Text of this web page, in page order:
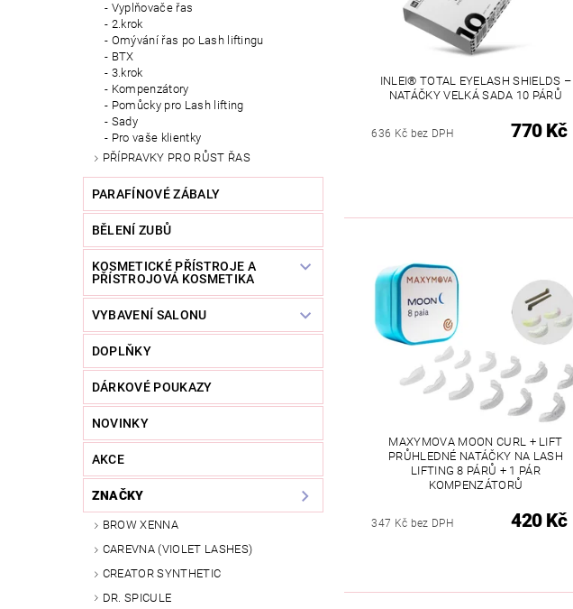
Vyplňovače řas
2.krok
Omývání řas po Lash liftingu
BTX
3.krok
Kompenzátory
Pomůcky pro Lash lifting
Sady
Pro vaše klientky
PŘÍPRAVKY PRO RŮST ŘAS
PARAFÍNOVÉ ZÁBALY
BĚLENÍ ZUBŮ
KOSMETICKÉ PŘÍSTROJE A
PŘÍSTROJOVÁ KOSMETIKA
VYBAVENÍ SALONU
DOPLŇKY
DÁRKOVÉ POUKAZY
NOVINKY
AKCE
ZNAČKY
BROW XENNA
CAREVNA (VIOLET LASHES)
CREATOR SYNTHETIC
DR. SPICULE
INLEI® TOTAL EYELASH SHIELDS –
NATÁČKY VELKÁ SADA 10 PÁRŮ
636 Kč bez DPH 770 Kč
MAXYMOVA MOON CURL + LIFT
PRŮHLEDNÉ NATÁČKY NA LASH
LIFTING 8 PÁRŮ + 1 PÁR
KOMPENZÁTORŮ
347 Kč bez DPH 420 Kč